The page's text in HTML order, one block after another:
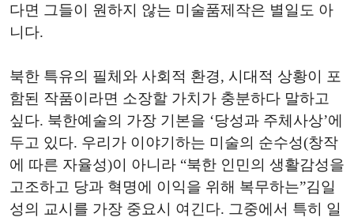
다면 그들이 원하지 않는 미술품제작은 별일도 아
니다.
북한 특유의 필체와 사회적 환경, 시대적 상황이 포
함된 작품이라면 소장할 가치가 충분하다 말하고
싶다. 북한예술의 가장 기본을 ‘당성과 주체사상’에
두고 있다. 우리가 이야기하는 미술의 순수성(창작
에 따른 자율성)이 아니라 “북한 인민의 생활감성을
고조하고 당과 혁명에 이익을 위해 복무하는”김일
성의 교시를 가장 중요시 여긴다. 그중에서 특히 일